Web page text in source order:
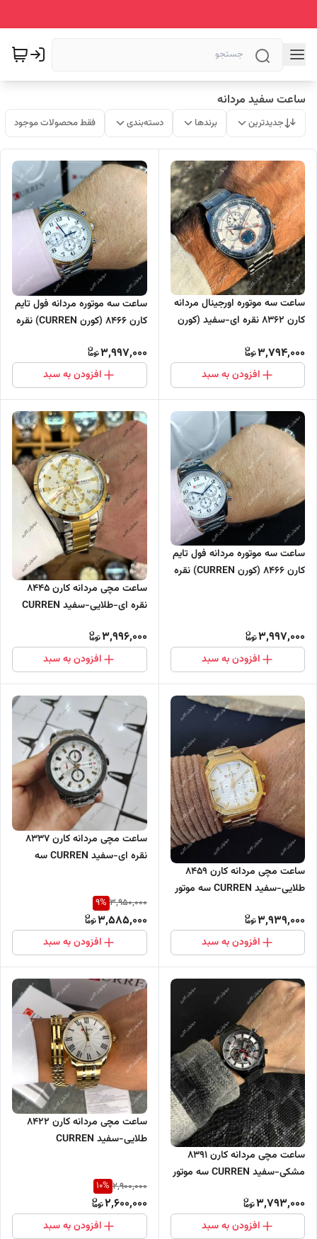
ساعت سفید مردانه
جدیدترین برندها دسته‌بندی فقط محصولات موجود
ساعت سه موتوره اورجینال مردانه
کارن 8362 نقره ای-سفید (کورن
3,794,000
افزودن به سبد
ساعت سه موتوره مردانه فول تایم
کارن 8466 (کورن CURREN) نقره
3,997,000
افزودن به سبد
ساعت سه موتوره مردانه فول تایم
کارن 8466 (کورن CURREN) نقره
3,997,000
افزودن به سبد
ساعت مچی مردانه کارن 8445
نقره ای-طلایی-سفید CURREN
3,996,000
افزودن به سبد
ساعت مچی مردانه کارن 8459
طلایی-سفید CURREN سه موتور
3,939,000
افزودن به سبد
ساعت مچی مردانه کارن 8337
نقره ای-سفید CURREN سه
3,950,000
9%
3,585,000
افزودن به سبد
ساعت مچی مردانه کارن 8391
مشکی-سفید CURREN سه موتور
3,793,000
افزودن به سبد
ساعت مچی مردانه کارن 8422
طلایی-سفید CURREN
2,900,000
10%
2,600,000
افزودن به سبد